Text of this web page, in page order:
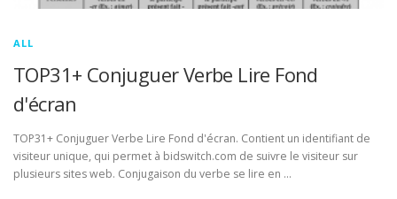
ALL
TOP31+ Conjuguer Verbe Lire Fond
d'écran
TOP31+ Conjuguer Verbe Lire Fond d'écran. Contient un identifiant de
visiteur unique, qui permet à bidswitch.com de suivre le visiteur sur
plusieurs sites web. Conjugaison du verbe se lire en …